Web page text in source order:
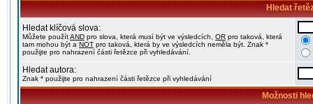
Hledat
Hledat klíčová slova:
Můžete použítAND pro slova, která musí být ve výsledcích, OR pro taková, která
tam mohou být a NOT pro taková, která by ve výsledcích neměla být. Znak *
použijte pro nahrazení části řetězce při vyhledávání.
Hledat autora:
Znak * použijte pro nahrazení části řetězce při vyhledávání
Možnosti